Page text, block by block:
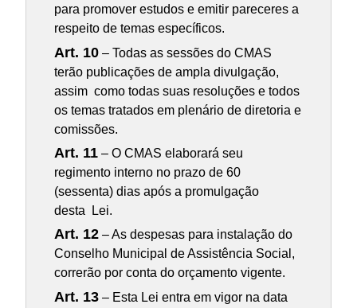
para promover estudos e emitir pareceres a
respeito de temas específicos.
Art. 10 – Todas as sessões do CMAS
terão publicações de ampla divulgação,
assim como todas suas resoluções e todos
os temas tratados em plenário de diretoria e
comissões.
Art. 11 – O CMAS elaborará seu
regimento interno no prazo de 60
(sessenta) dias após a promulgação
desta Lei.
Art. 12 – As despesas para instalação do
Conselho Municipal de Assistência Social,
correrão por conta do orçamento vigente.
Art. 13 – Esta Lei entra em vigor na data